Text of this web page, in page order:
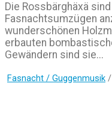
Die Rossbärghäxä
Fasnachtsumzügen
wunderschönen
erbauten
Gewändern sind sie...
Fasnacht / Guggenmusik /